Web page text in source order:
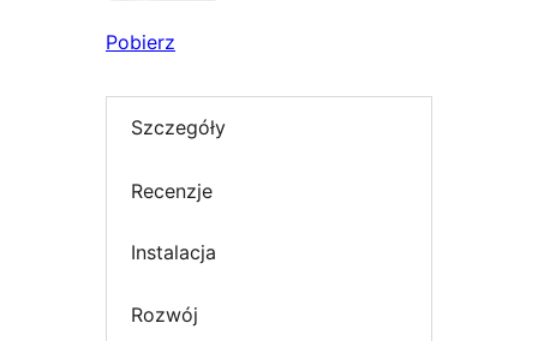
Pobierz
Szczegóły
Recenzje
Instalacja
Rozwój